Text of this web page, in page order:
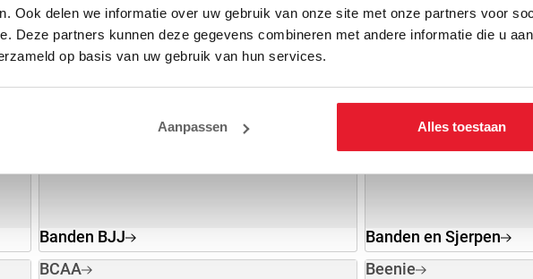
Ook delen we informatie over uw gebruik van onze site met onze partners voor
Deze partners kunnen deze gegevens combineren met andere informatie die u
op basis van uw gebruik van hun services.
Aanpassen Alles toestaan
Banden BJJ
Banden en Sjerpen
BCAA Beenie